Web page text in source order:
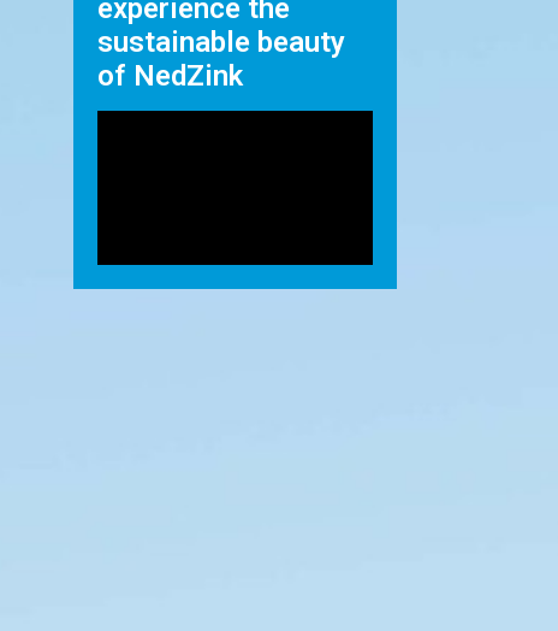
experience the
sustainable beauty
of NedZink